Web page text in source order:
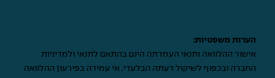
הערות משפטיות:
אישור ההלוואה ותנאי העמדתה הינם בהתאם לתנאי ולמדיניות
החברה ובכפוף לשיקול דעתה הבלעדי. אי עמידה בפירעון ההלוואה